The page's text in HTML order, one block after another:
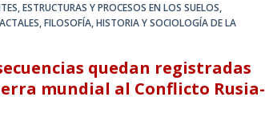
ESTRUCTURAS Y PROCESOS EN LOS SUELOS,
,FILOSOFÍA, HISTORIA Y SOCIOLOGÍA DE LA
quedan registradas
mundial al Conflicto Rusia-